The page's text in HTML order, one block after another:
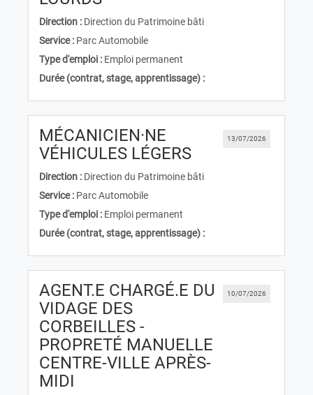
Direction : Direction du Patrimoine bâti
Service : Parc Automobile
Type d'emploi : Emploi permanent
Durée (contrat, stage, apprentissage) :
13/07/2026
MÉCANICIEN·NE
VÉHICULES LÉGERS(Nouvelle
Direction : Direction du Patrimoine bâti
Service : Parc Automobile
Type d'emploi : Emploi permanent
Durée (contrat, stage, apprentissage) :
10/07/2026
AGENT.E CHARGÉ.E DU
VIDAGE DES
CORBEILLES -
PROPRETÉ MANUELLE
CENTRE-VILLE APRÈS-
MIDI